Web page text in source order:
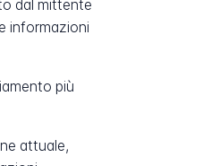
dal mittente
informazioni
più
attuale,